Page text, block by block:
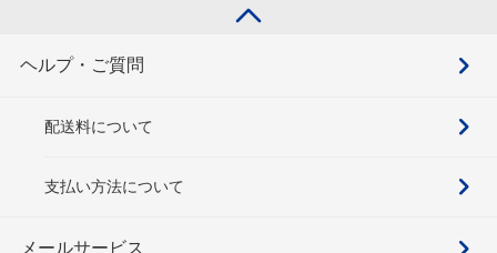
ヘルプ・ご質問
配送料について
支払い方法について
メールサービス